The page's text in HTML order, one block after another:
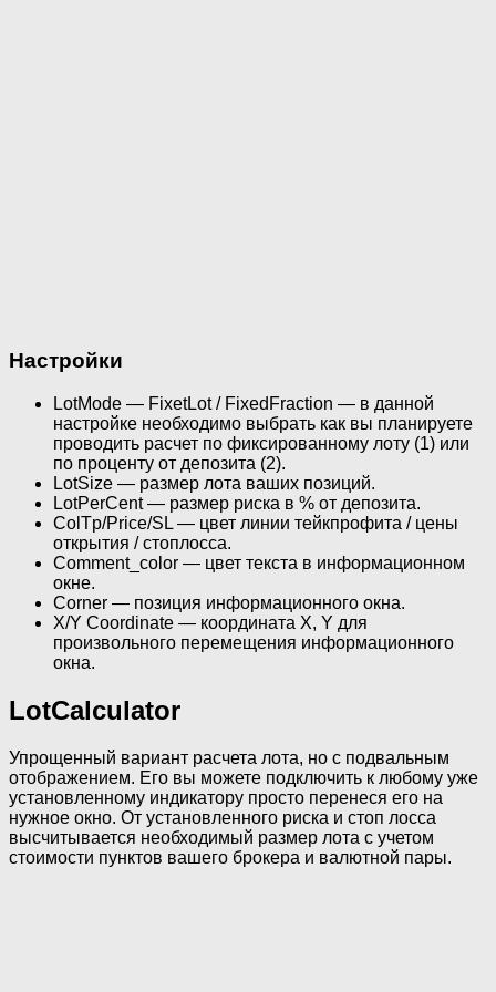
Настройки
LotMode — FixetLot / FixedFraction — в данной
настройке необходимо выбрать как вы планируете
проводить расчет по фиксированному лоту (1) или
по проценту от депозита (2).
LotSize — размер лота ваших позиций.
LotPerCent — размер риска в % от депозита.
ColTp/Price/SL — цвет линии тейкпрофита / цены
открытия / стоплосса.
Comment_color — цвет текста в информационном
окне.
Corner — позиция информационного окна.
X/Y Coordinate — координата X, Y для
произвольного перемещения информационного
окна.
LotCalculator
Упрощенный вариант расчета лота, но с подвальным
отображением. Его вы можете подключить к любому уже
установленному индикатору просто перенеся его на
нужное окно. От установленного риска и стоп лосса
высчитывается необходимый размер лота с учетом
стоимости пунктов вашего брокера и валютной пары.